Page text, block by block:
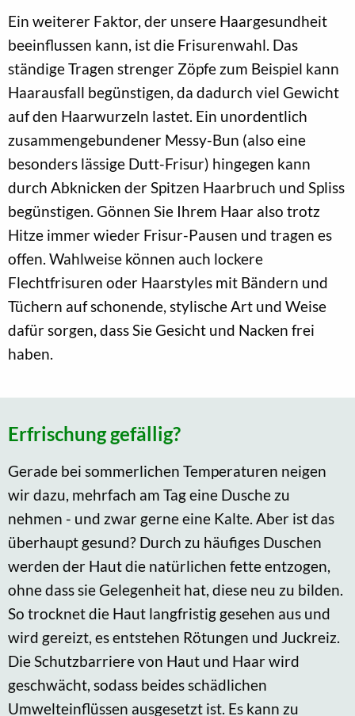
Ein weiterer Faktor, der unsere Haargesundheit
beeinflussen kann, ist die Frisurenwahl. Das
ständige Tragen strenger Zöpfe zum Beispiel kann
Haarausfall begünstigen, da dadurch viel Gewicht
auf den Haarwurzeln lastet. Ein unordentlich
zusammengebundener Messy-Bun (also eine
besonders lässige Dutt-Frisur) hingegen kann
durch Abknicken der Spitzen Haarbruch und Spliss
begünstigen. Gönnen Sie Ihrem Haar also trotz
Hitze immer wieder Frisur-Pausen und tragen es
offen. Wahlweise können auch lockere
Flechtfrisuren oder Haarstyles mit Bändern und
Tüchern auf schonende, stylische Art und Weise
dafür sorgen, dass Sie Gesicht und Nacken frei
haben.
Erfrischung gefällig?
Gerade bei sommerlichen Temperaturen neigen
wir dazu, mehrfach am Tag eine Dusche zu
nehmen - und zwar gerne eine Kalte. Aber ist das
überhaupt gesund? Durch zu häufiges Duschen
werden der Haut die natürlichen fette entzogen,
ohne dass sie Gelegenheit hat, diese neu zu bilden.
So trocknet die Haut langfristig gesehen aus und
wird gereizt, es entstehen Rötungen und Juckreiz.
Die Schutzbarriere von Haut und Haar wird
geschwächt, sodass beides schädlichen
Umwelteinflüssen ausgesetzt ist. Es kann zu